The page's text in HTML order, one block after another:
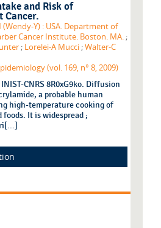
and Risk of
Cancer.
(Wendy-Y) : USA. Department of
Cancer Institute. Boston. MA. ;
; Lorelei-A Mucci ;Walter-C
(vol. 169, n° 8, 2009)
CNRS 8R0xG9ko. Diffusion
a probable human
high-temperature cooking of
It is widespread ;